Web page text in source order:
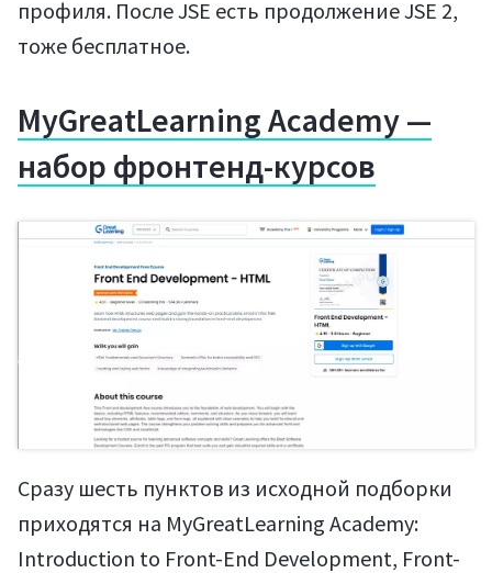
Статьи
профиля. После JSE есть продолжение JSE 2,
тоже бесплатное.
MyGreatLearning Academy —
набор фронтенд-курсов
Сразу шесть пунктов из исходной подборки
приходятся на MyGreatLearning Academy:
Introduction to Front-End Development, Front-